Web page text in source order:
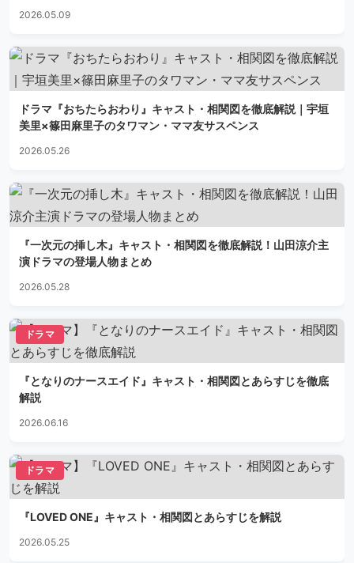
2026.05.09
ドラマ『おちたらおわり』キャスト・相関図を徹底解説｜宇垣
美里×篠田麻里子のタワマン・ママ友サスペンス
2026.05.26
『一次元の挿し木』キャスト・相関図を徹底解説！山田涼介主
演ドラマの登場人物まとめ
2026.05.28
ドラマ
『となりのナースエイド』キャスト・相関図とあらすじを徹底
解説
2026.06.16
ドラマ
『LOVED ONE』キャスト・相関図とあらすじを解説
2026.05.25